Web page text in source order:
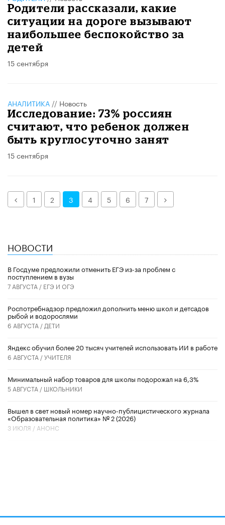
​Родители рассказали, какие
ситуации на дороге вызывают
наибольшее беспокойство за
детей
15 сентября
АНАЛИТИКА // Новость
Исследование: 73% россиян
считают, что ребенок должен
быть круглосуточно занят
15 сентября
Назад1 2 3 4 5 6 7 Далее
НОВОСТИ
В Госдуме предложили отменить ЕГЭ из-за проблем с
поступлением в вузы
7 АВГУСТА / ЕГЭ И ОГЭ
Роспотребнадзор предложил дополнить меню школ и детсадов
рыбой и водорослями
6 АВГУСТА / ДЕТИ
​Яндекс обучил более 20 тысяч учителей использовать ИИ в работе
6 АВГУСТА /УЧИТЕЛЯ
Минимальный набор товаров для школы подорожал на 6,3%
5 АВГУСТА / ШКОЛЬНИКИ
Вышел в свет новый номер научно-публицистического журнала
«Образовательная политика» № 2 (2026)
3 ИЮЛЯ / АНОНС